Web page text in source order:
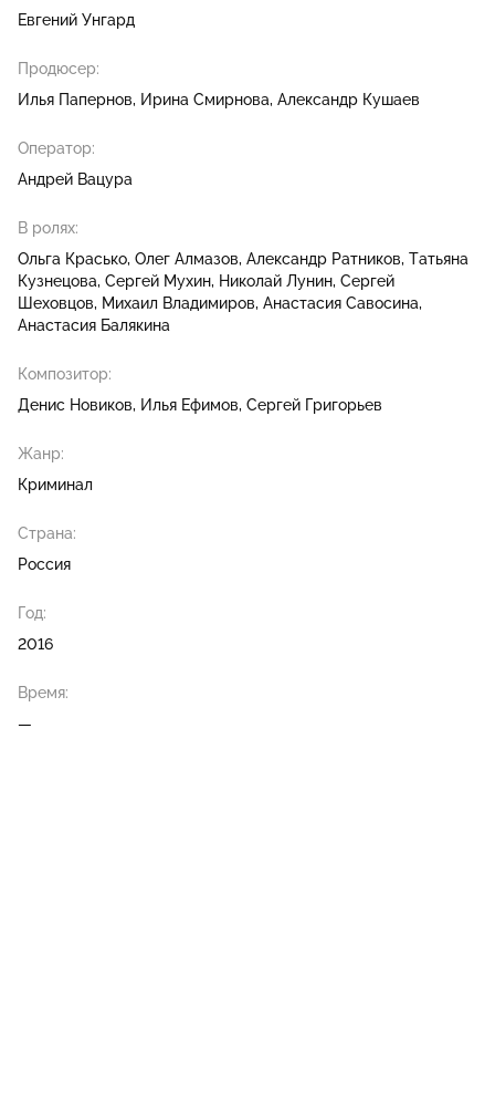
Евгений Унгард
Продюсер:
Илья Папернов
Ирина Смирнова Александр Кушаев
Оператор:
Андрей Вацура
В ролях:
Ольга Красько Олег Алмазов Александр Ратников Татьяна
Кузнецова Сергей Мухин Николай Лунин Сергей
Шеховцов
Михаил Владимиров Анастасия Савосина
Анастасия Балякина
Композитор:
Денис Новиков
Илья Ефимов Сергей Григорьев
Жанр:
Криминал
Страна:
Россия
Год:
2016
Время:
—